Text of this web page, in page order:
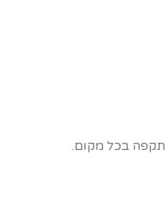
תקפה בכל מקום.